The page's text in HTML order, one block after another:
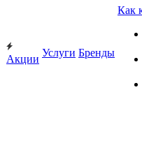
Акции
Услуги Бренды
Как